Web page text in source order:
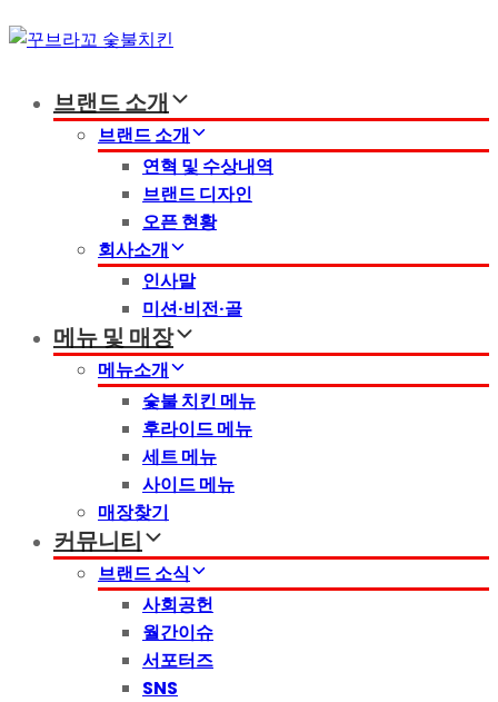
Skip
links
Skip
to
navigation
브랜드 소개
브랜드 소개
연혁 및 수상내역
브랜드 디자인
오픈 현황
회사소개
인사말
미션·비전·골
메뉴 및 매장
메뉴소개
숯불 치킨 메뉴
후라이드 메뉴
세트 메뉴
사이드 메뉴
매장찾기
커뮤니티
브랜드 소식
사회공헌
월간이슈
서포터즈
SNS